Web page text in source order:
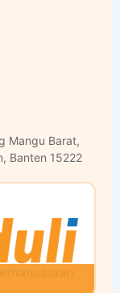
Mangu Barat,
Banten 15222